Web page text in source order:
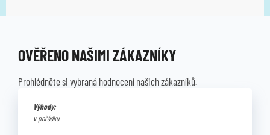
OVĚŘENO NAŠIMI ZÁKAZNÍKY
Prohlédněte si vybraná hodnocení našich zákazníků.
Výhody:
v pořádku